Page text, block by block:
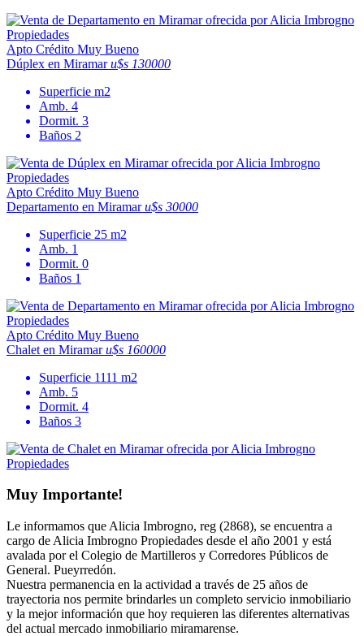
Apto Crédito Muy Bueno
Dúplex en Miramaru$s 130000
Superficie m2
Amb. 4
Dormit. 3
Baños 2
Apto Crédito Muy Bueno
Departamento en Miramaru$s 30000
Superficie 25 m2
Amb. 1
Dormit. 0
Baños 1
Apto Crédito Muy Bueno
Chalet en Miramaru$s 160000
Superficie 1111 m2
Amb. 5
Dormit. 4
Baños 3
Muy Importante!
Le informamos que Alicia Imbrogno, reg (2868), se encuentra a
cargo de Alicia Imbrogno Propiedades desde el año 2001 y está
avalada por el Colegio de Martilleros y Corredores Públicos de
General. Pueyrredón.
Nuestra permanencia en la actividad a través de 25 años de
trayectoria nos permite brindarles un completo servicio inmobiliario
y la mejor información que hoy requieren las diferentes alternativas
del actual mercado inmobiliario miramarense.